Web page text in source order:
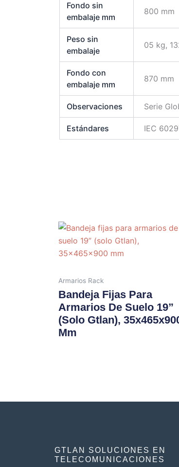
Fondo sin
embalaje mm
800 mm
Peso sin
embalaje
05 kg,
Fondo con
embalaje mm
870 mm
Observaciones Serie
Estándares IEC
Armarios Rack
Bandeja Fijas Para
Armarios De Suelo 19”
(solo Gtlan),
Mm
GTLAN SOLUCIONES EN
TELECOMUNICACIONES